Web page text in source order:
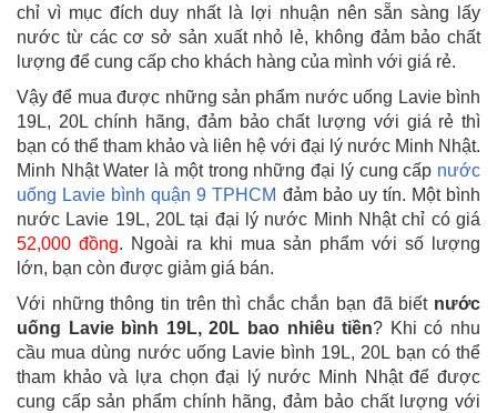
chỉ vì mục đích duy nhất là lợi nhuận nên sẵn sàng lấy
nước từ các cơ sở sản xuất nhỏ lẻ, không đảm bảo chất
lượng để cung cấp cho khách hàng của mình với giá rẻ.
Vậy để mua được những sản phẩm nước uống Lavie bình
19L, 20L chính hãng, đảm bảo chất lượng với giá rẻ thì
bạn có thể tham khảo và liên hệ với đại lý nước Minh Nhật.
Minh Nhật Water là một trong những đại lý cung cấp nước
uống Lavie bình quận 9 TPHCM đảm bảo uy tín. Một bình
nước Lavie 19L, 20L tại đại lý nước Minh Nhật chỉ có giá
52,000 đồng. Ngoài ra khi mua sản phẩm với số lượng
lớn, bạn còn được giảm giá bán.
Với những thông tin trên thì chắc chắn bạn đã biết nước
uống Lavie bình 19L, 20L bao nhiêu tiền? Khi có nhu
cầu mua dùng nước uống Lavie bình 19L, 20L bạn có thể
tham khảo và lựa chọn đại lý nước Minh Nhật để được
cung cấp sản phẩm chính hãng, đảm bảo chất lượng với